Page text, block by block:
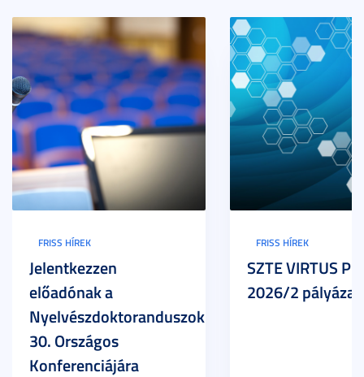
FRISS HÍREK
Jelentkezzen
előadónak a
Nyelvészdoktoranduszok
30. Országos
Konferenciájára
FRISS HÍREK
SZTE VIRTUS
2026/2